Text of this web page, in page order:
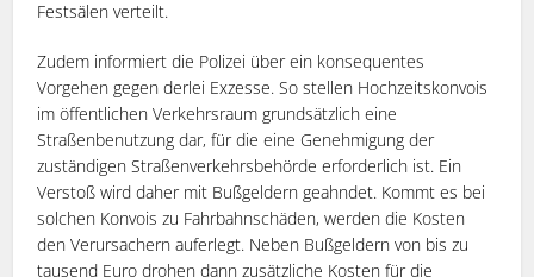
Festsälen verteilt.
Zudem informiert die Polizei über ein konsequentes
Vorgehen gegen derlei Exzesse. So stellen Hochzeitskonvois
im öffentlichen Verkehrsraum grundsätzlich eine
Straßenbenutzung dar, für die eine Genehmigung der
zuständigen Straßenverkehrsbehörde erforderlich ist. Ein
Verstoß wird daher mit Bußgeldern geahndet. Kommt es bei
solchen Konvois zu Fahrbahnschäden, werden die Kosten
den Verursachern auferlegt. Neben Bußgeldern von bis zu
tausend Euro drohen dann zusätzliche Kosten für die